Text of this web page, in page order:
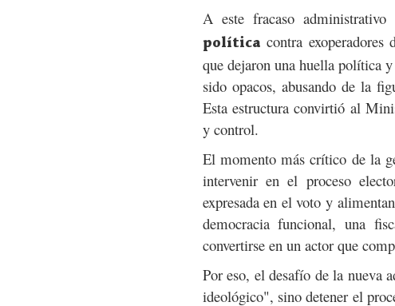
A este fracaso
política contra
que dejaron una huella política
sido opacos, abusando de la
Esta estructura convirtió al
y control.
El momento más crítico de la
intervenir en el proceso
expresada en el voto y
democracia funcional, una
convertirse en un actor que
Por eso, el desafío de la nueva
ideológico", sino detener el